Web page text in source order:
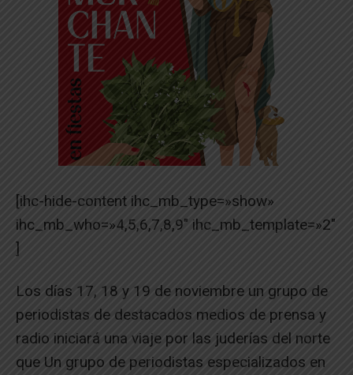
[ihc-hide-content ihc_mb_type=»show»
ihc_mb_who=»4,5,6,7,8,9″ ihc_mb_template=»2″
]
Los días 17, 18 y 19 de noviembre un grupo de
periodistas de destacados medios de prensa y
radio iniciará una viaje por las juderías del norte
que Un grupo de periodistas especializados en